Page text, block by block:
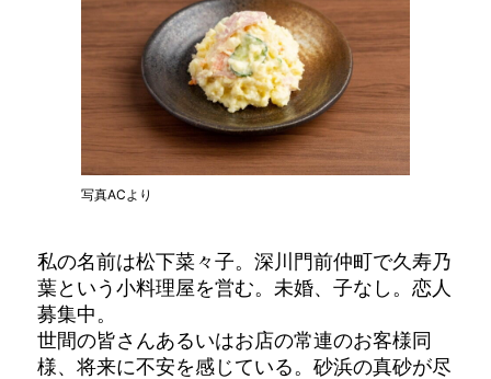
写真ACより
私の名前は松下菜々子。深川門前仲町で久寿乃
葉という小料理屋を営む。未婚、子なし。恋人
募集中。
世間の皆さんあるいはお店の常連のお客様同
様、将来に不安を感じている。砂浜の真砂が尽